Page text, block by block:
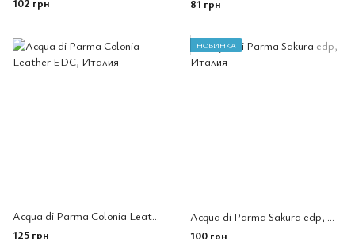
81 грн
125 грн
НОВИНКА
100 грн